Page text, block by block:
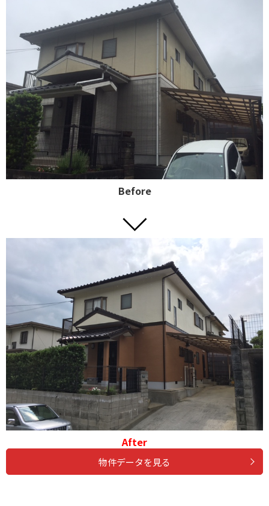
Before
After
物件データを見る